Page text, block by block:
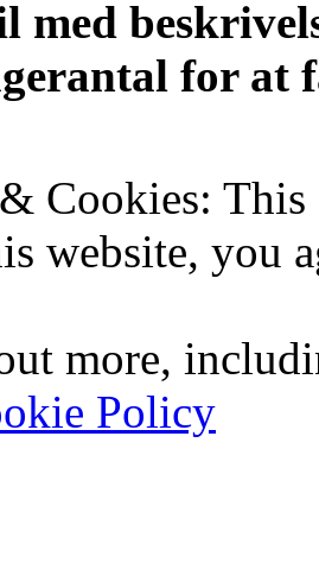
med
for at
Cookies:
website, you
more,
Policy